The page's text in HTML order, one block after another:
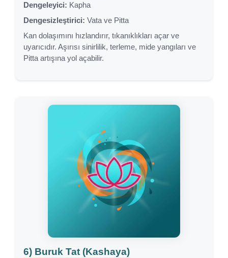
Dengeleyici: Kapha
Dengesizleştirici: Vata ve Pitta
Kan dolaşımını hızlandırır, tıkanıklıkları açar ve
uyarıcıdır. Aşırısı sinirlilik, terleme, mide yangıları ve
Pitta artışına yol açabilir.
6) Buruk Tat (Kashaya)